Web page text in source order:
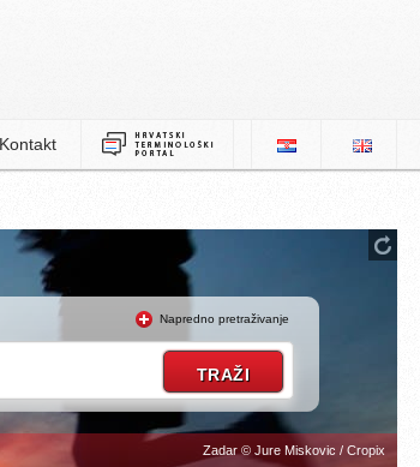
Kontakt
Napredno pretraživanje
Zadar © Jure Miskovic / Cropix